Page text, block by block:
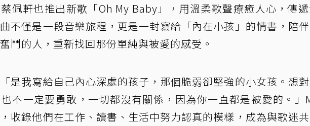
佩軒也推出新歌「Oh My Baby」，用溫柔歌聲療癒人心，傳
不僅是一段音樂旅程，更是一封寫給「內在小孩」的情書，陪
鬥的人，重新找回那份單純與被愛的感受。
是我寫給自己內心深處的孩子，那個脆弱卻堅強的小女孩。想對
不一定要勇敢，一切都沒有關係，因為你一直都是被愛的。」
收錄他們在工作、讀書、生活中努力認真的模樣，成為與歌迷